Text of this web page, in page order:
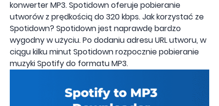
konwerter MP3. Spotidown oferuje pobieranie
utworów z prędkością do 320 kbps. Jak korzystać ze
Spotidown? Spotidown jest naprawdę bardzo
wygodny w użyciu. Po dodaniu adresu URL utworu, w
ciągu kilku minut Spotidown rozpocznie pobieranie
muzyki Spotify do formatu MP3.